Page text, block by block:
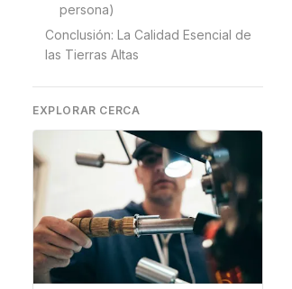
persona)
Conclusión: La Calidad Esencial de
las Tierras Altas
EXPLORAR CERCA